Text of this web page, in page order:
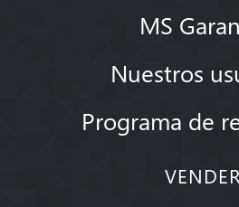
MS
Nuestros
Programa de
VENDER